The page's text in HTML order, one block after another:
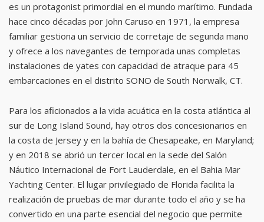
es un protagonist primordial en el mundo marítimo. Fundada
hace cinco décadas por John Caruso en 1971, la empresa
familiar gestiona un servicio de corretaje de segunda mano
y ofrece a los navegantes de temporada unas completas
instalaciones de yates con capacidad de atraque para 45
embarcaciones en el distrito SONO de South Norwalk, CT.
Para los aficionados a la vida acuática en la costa atlántica al
sur de Long Island Sound, hay otros dos concesionarios en
la costa de Jersey y en la bahía de Chesapeake, en Maryland;
y en 2018 se abrió un tercer local en la sede del Salón
Náutico Internacional de Fort Lauderdale, en el Bahia Mar
Yachting Center. El lugar privilegiado de Florida facilita la
realización de pruebas de mar durante todo el año y se ha
convertido en una parte esencial del negocio que permite